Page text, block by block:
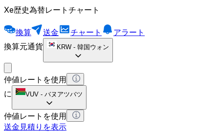
Xe歴史為替レートチャート
換算 送金 チャート
アラート
換算元通貨
KRW - 韓国ウォン
仲値レートを使用
に
VUV - バヌアツバツ
仲値レートを使用
送金見積りを表示